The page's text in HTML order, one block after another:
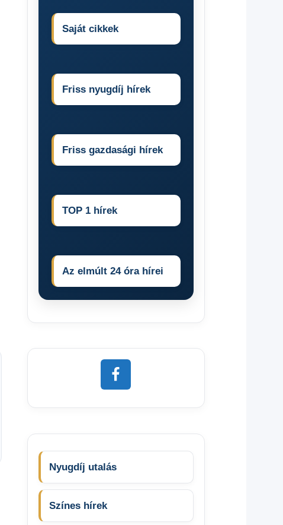
Saját cikkek
Friss nyugdíj hírek
Friss gazdasági hírek
TOP 1 hírek
Az elmúlt 24 óra hírei
Nyugdíj utalás
Színes hírek